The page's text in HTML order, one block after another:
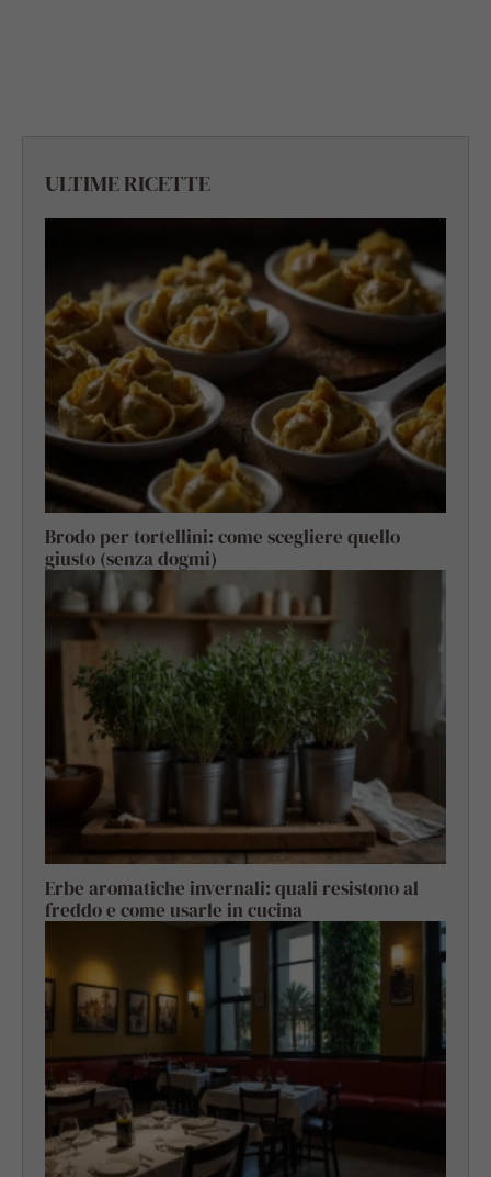
ULTIME RICETTE
Brodo per tortellini: come scegliere quello
giusto (senza dogmi)
Erbe aromatiche invernali: quali resistono al
freddo e come usarle in cucina